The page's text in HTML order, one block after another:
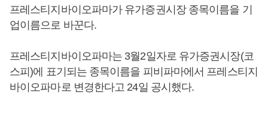
프레스티지바이오파마가 유가증권시장 종목이름을 기
업이름으로 바꾼다.
프레스티지바이오파마는 3월2일자로 유가증권시장(코
스피)에 표기되는 종목이름을 피비파마에서 프레스티지
바이오파마로 변경한다고 24일 공시했다.